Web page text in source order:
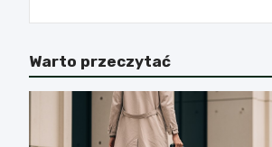
Warto przeczytać